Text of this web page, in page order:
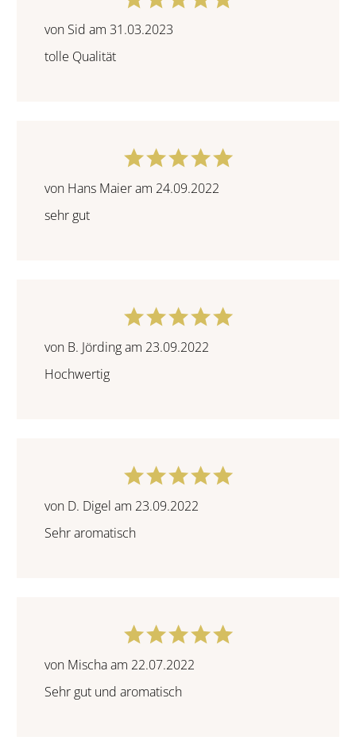
von Sid am 31.03.2023
tolle Qualität
von Hans Maier am 24.09.2022
sehr gut
von B. Jörding am 23.09.2022
Hochwertig
von D. Digel am 23.09.2022
Sehr aromatisch
von Mischa am 22.07.2022
Sehr gut und aromatisch